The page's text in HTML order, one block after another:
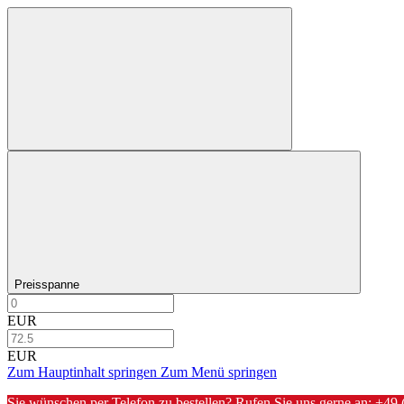
Preisspanne
EUR
EUR
Zum Hauptinhalt springen Zum Menü springen